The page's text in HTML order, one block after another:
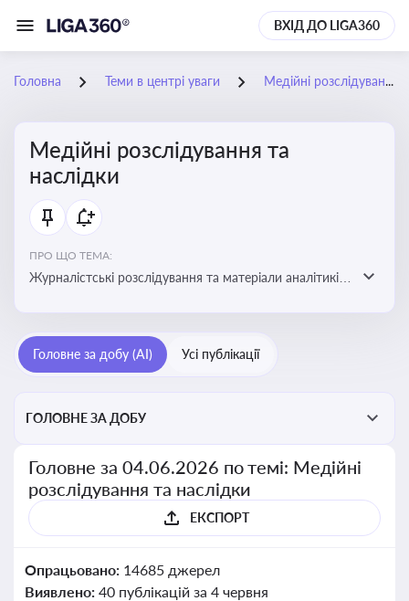
ВХІД ДО LIGA360
Головна Теми в центрі уваги Медійні розслідування та наслідки
Медійні розслідування та
наслідки
ПРО ЩО ТЕМА:
Журналістські розслідування та матеріали аналітиків
компаній, посадових осіб і пов’язаних осіб
Головне за добу (AI) Усі публікації
ГОЛОВНЕ ЗА ДОБУ
Головне за 04.06.2026 по темі: Медійні
розслідування та наслідки
ЕКСПОРТ
Опрацьовано: 14685 джерел
Виявлено: 40 публікацій за 4 червня